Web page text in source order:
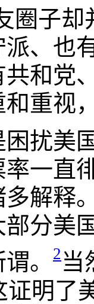
圈子
、也
和党
重视
扰美
一直
解释
分美
。
2 当
证明了